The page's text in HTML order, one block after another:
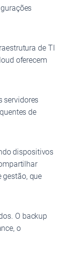
de TI
oferecem
servidores
de
dispositivos
que
O backup
o